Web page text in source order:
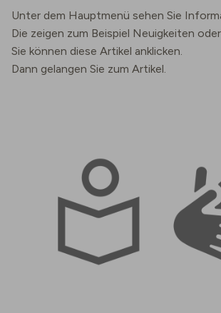
Unter dem Hauptmenü sehen Sie
Die zeigen zum Beispiel Neuigkeiten
Sie können diese Artikel anklicken.
Dann gelangen Sie zum Artikel.